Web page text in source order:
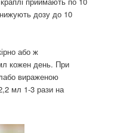
дозу до 10
або ж
кожен день. При
вираженою
мл 1-3 рази на